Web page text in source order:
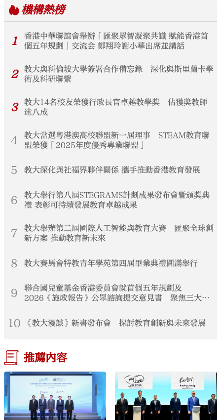
機構熱榜
1
香港中華聯誼會舉辦「匯聚眾智凝聚共識 賦能香港首
個五年規劃」交流会 鄭翔玲謝小華出席並講話
2
教大與科倫坡大學簽署合作備忘錄 深化與斯里蘭卡學
術及科研聯繫
3
教大14名校友榮獲行政長官卓越教學獎 佔獲獎教師
逾八成
4
教大當選粵港澳高校聯盟新一屆理事 STEAM教育聯
盟榮獲「2025年度優秀專業聯盟」
5 教大深化與社福界夥伴關係 攜手推動香港教育發展
6
教大舉行第八屆STEGRAMS計劃成果發布會暨頒獎典
禮 表彰可持續發展教育卓越成果
7
教大舉辦第二屆國際人工智能與教育大賽 匯聚全球創
新方案 推動教育新未來
8 教大賽馬會特教青年學苑第四屆畢業典禮圓滿舉行
9
聯合國兒童基金香港委員會就首個五年規劃及
2026《施政報告》公眾諮詢提交意見書 聚焦三大支
10 《教大漫談》新書發布會 探討教育創新與未來發展
推薦內容